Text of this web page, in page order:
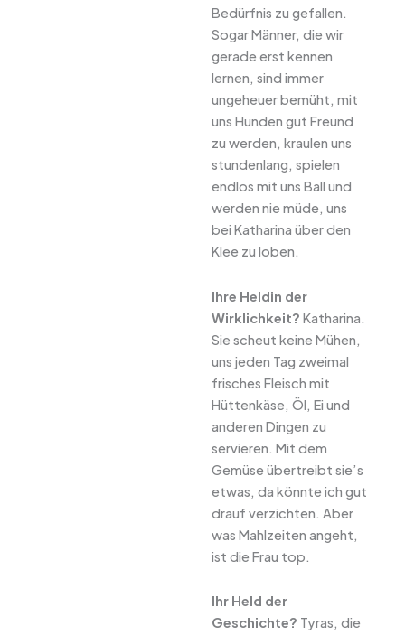
Bedürfnis zu gefallen.
Sogar Männer, die wir
gerade erst kennen
lernen, sind immer
ungeheuer bemüht, mit
uns Hunden gut Freund
zu werden, kraulen uns
stundenlang, spielen
endlos mit uns Ball und
werden nie müde, uns
bei Katharina über den
Klee zu loben.
Ihre Heldin der
Wirklichkeit? Katharina.
Sie scheut keine Mühen,
uns jeden Tag zweimal
frisches Fleisch mit
Hüttenkäse, Öl, Ei und
anderen Dingen zu
servieren. Mit dem
Gemüse übertreibt sie’s
etwas, da könnte ich gut
drauf verzichten. Aber
was Mahlzeiten angeht,
ist die Frau top.
Ihr Held der
Geschichte? Tyras, die